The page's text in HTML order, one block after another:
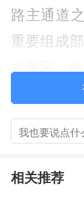
路主通道
重要组成
北黄冈，
2025
(湖北)段
北境内全
相关推荐